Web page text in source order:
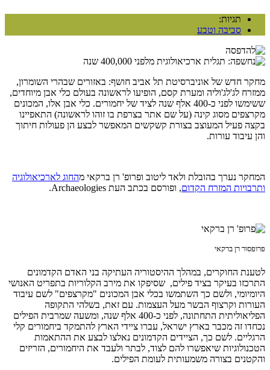
תגיות:
סביבה וטבע
מחקר חדש של אוניברסיטת תל אביב חושף: באזורים שבהרי השומרון,
ממזרח לג'לג'וליה ומערת קסם, הופיעו לראשונה בעולם כלי אבן מיוחדים,
ששימשו לפני כ-400 אלף שנה לציד של יחמורים. כלי אבן אלו, המכונים
מקרצפים מסוג קינה (על שם אתר בצרפת בו זוהו לראשונה) התאפיינו
בקצה פעיל המעוצב בצורת קשקשים המאפשר לבצע הן פעולות חיתוך
והן עיבוד עורות.
המחקר נערך בהובלת ולאד ליטוב ופרופ' רן ברקאי מהחוג לארכיאולוגיה
ותרבויות המזרח הקדום, ופורסם בכתב העת Archaeologies.
פרופסור רן ברקאי
לטענת החוקרים, במהלך ההיסטוריה העתיקה בני האדם הקדמונים
התרכזו בעיקר בציד פילים, שסיפקו את מירב הקלוריות בתפריט האנושי
היומיומי, ולשם כך השתמשו בכלי אבן המכונים "מקרצפים" לשם עיבוד
העורות וקרצוף הבשר מעל העצמות. עם זאת, בשלהי התקופה
הפליאוליתית התחתונה, לפני כ-400 אלף שנה, ומשעה שמרבית הפילים
נכחדו זה מכבר בארץ ישראל, עברו ציידי הארץ להתמקד ביחמורים קלי
הרגליים. לשם כך, הציידים הקדמונים נאלצו לבצע את ההתאמות
הטכנולוגיות שיאפשרו להם לצוד, לבתר ולעבד את היחמורים, הזריזים
והקטנים בצורה משמעותית לעומת הפילים.